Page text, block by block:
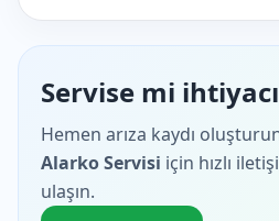
Servise mi
Hemen arıza kaydı
Alarko Servisi için hızlı
ulaşın.